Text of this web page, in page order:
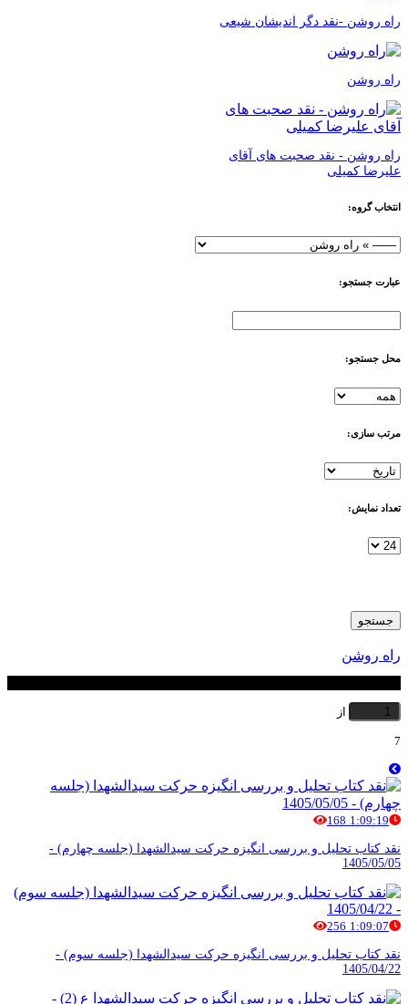
راه روشن -نقد دگر اندیشان شیعی
راه روشن
راه روشن - نقد صحبت های آقای
علیرضا کمیلی
انتخاب گروه:
عبارت جستجو:
محل جستجو:
مرتب سازی:
تعداد نمایش:
جستجو
راه روشن
از
7
1:09:19
168
نقد کتاب تحلیل و بررسی انگیزه حرکت سیدالشهدا (جلسه چهارم) -
1405/05/05
1:09:07
256
نقد کتاب تحلیل و بررسی انگیزه حرکت سیدالشهدا (جلسه سوم) -
1405/04/22